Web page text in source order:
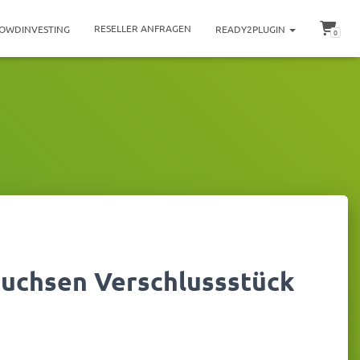
RESELLER ANFRAGEN READY2PLUGIN 0
Verschlussstück